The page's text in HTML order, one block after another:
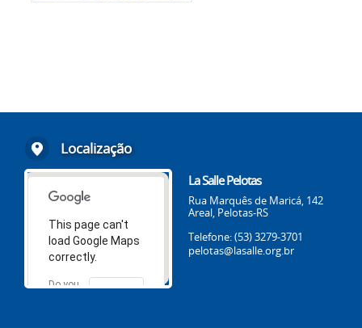
Localização
This page can't
load Google Maps
correctly.
Do you
OK
La Salle Pelotas
Rua Marquês de Maricá, 142
Areal, Pelotas-RS
Telefone: (53) 3279-3701
pelotas@lasalle.org.br